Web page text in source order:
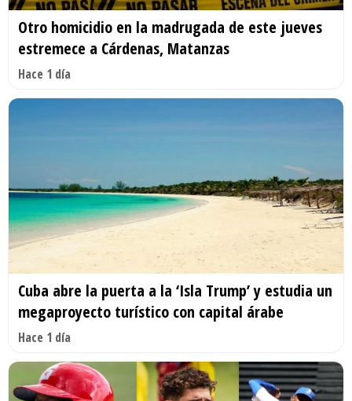
Otro homicidio en la madrugada de este jueves
estremece a Cárdenas, Matanzas
Hace 1 día
Cuba abre la puerta a la ‘Isla Trump’ y estudia un
megaproyecto turístico con capital árabe
Hace 1 día